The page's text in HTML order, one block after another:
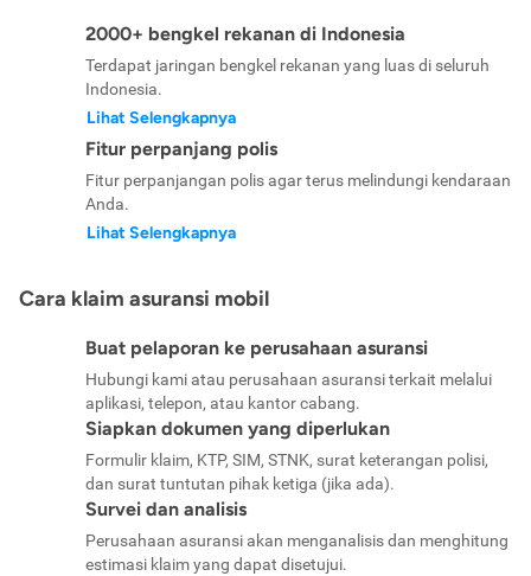
2000+ bengkel rekanan di Indonesia
Terdapat jaringan bengkel rekanan yang luas di seluruh
Indonesia.
Lihat Selengkapnya
Fitur perpanjang polis
Fitur perpanjangan polis agar terus melindungi kendaraan
Anda.
Lihat Selengkapnya
Cara klaim asuransi mobil
Buat pelaporan ke perusahaan asuransi
Hubungi kami atau perusahaan asuransi terkait melalui
aplikasi, telepon, atau kantor cabang.
Siapkan dokumen yang diperlukan
Formulir klaim, KTP, SIM, STNK, surat keterangan polisi,
dan surat tuntutan pihak ketiga (jika ada).
Survei dan analisis
Perusahaan asuransi akan menganalisis dan menghitung
estimasi klaim yang dapat disetujui.